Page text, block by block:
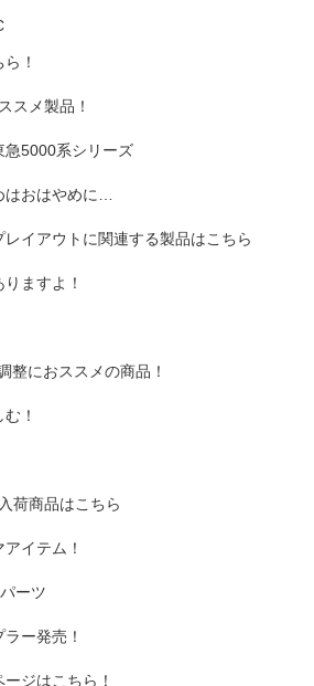
！
メ製品！
急5000系シリーズ
おはやめに…
イアウトに関連する製品はこちら
ますよ！
整におススメの商品！
！
荷商品はこちら
イテム！
ーツ
ー発売！
ジはこちら！